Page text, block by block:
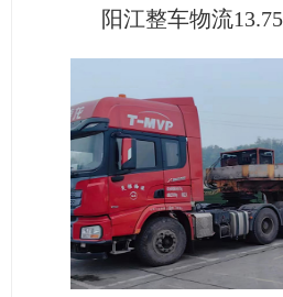
阳江整车物流